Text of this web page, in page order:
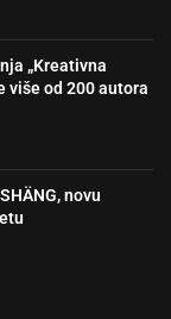
„Kreativna
više od 200 autora
novu